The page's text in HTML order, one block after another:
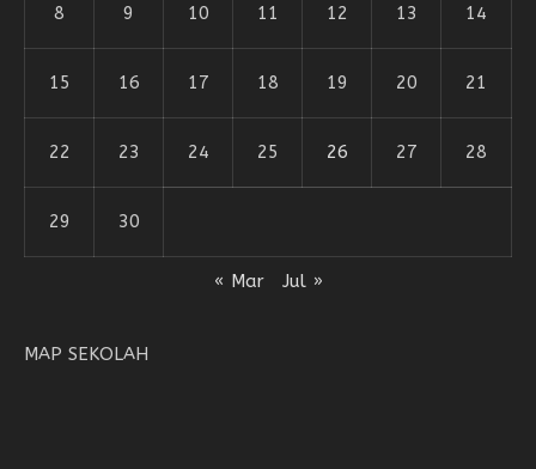
8 9 10 11 12 13 14
15 16 17 18 19 20 21
22 23 24 25 26 27 28
29 30
« Mar Jul »
MAP SEKOLAH